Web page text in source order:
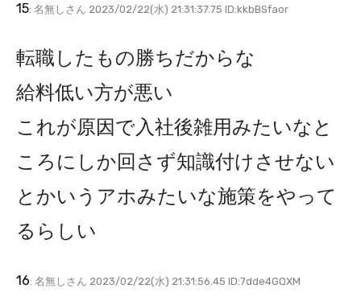
15: 名無しさん 2023/02/22(水) 21:31:37.75 ID:kkbBSfaor
転職したもの勝ちだからな
給料低い方が悪い
これが原因で入社後雑用みたいなと
ころにしか回さず知識付けさせない
とかいうアホみたいな施策をやって
るらしい
16: 名無しさん 2023/02/22(水) 21:31:56.45 ID:7dde4GQXM